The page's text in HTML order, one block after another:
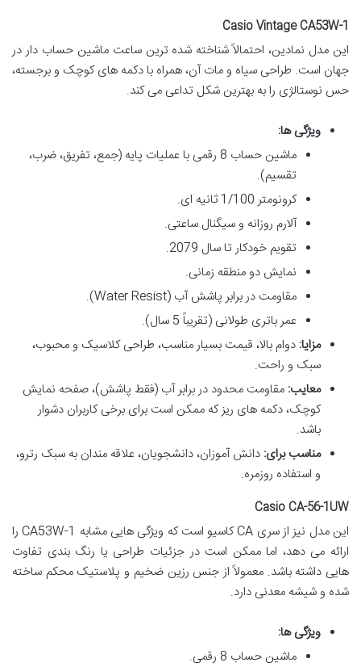
Casio Vintage CA53W-1
این مدل نمادین، احتمالاً شناخته شده ترین ساعت ماشین حساب دار در
جهان است. طراحی سیاه و مات آن، همراه با دکمه های کوچک و برجسته،
حس نوستالژی را به بهترین شکل تداعی می کند.
ویژگی ها:
ماشین حساب 8 رقمی با عملیات پایه (جمع، تفریق، ضرب،
تقسیم).
کرونومتر 1/100 ثانیه ای.
آلارم روزانه و سیگنال ساعتی.
تقویم خودکار تا سال 2079.
نمایش دو منطقه زمانی.
مقاومت در برابر پاشش آب (Water Resist).
عمر باتری طولانی (تقریباً 5 سال).
مزایا: دوام بالا، قیمت بسیار مناسب، طراحی کلاسیک و محبوب،
سبک و راحت.
معایب: مقاومت محدود در برابر آب (فقط پاشش)، صفحه نمایش
کوچک، دکمه های ریز که ممکن است برای برخی کاربران دشوار
باشد.
مناسب برای: دانش آموزان، دانشجویان، علاقه مندان به سبک رترو،
و استفاده روزمره.
Casio CA-56-1UW
این مدل نیز از سری CA کاسیو است که ویژگی هایی مشابه CA53W-1 را
ارائه می دهد، اما ممکن است در جزئیات طراحی یا رنگ بندی تفاوت
هایی داشته باشد. معمولاً از جنس رزین ضخیم و پلاستیک محکم ساخته
شده و شیشه معدنی دارد.
ویژگی ها:
ماشین حساب 8 رقمی.